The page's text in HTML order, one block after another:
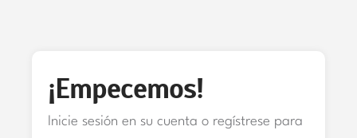
¡Empecemos!
Inicie sesión en su cuenta o regístrese para